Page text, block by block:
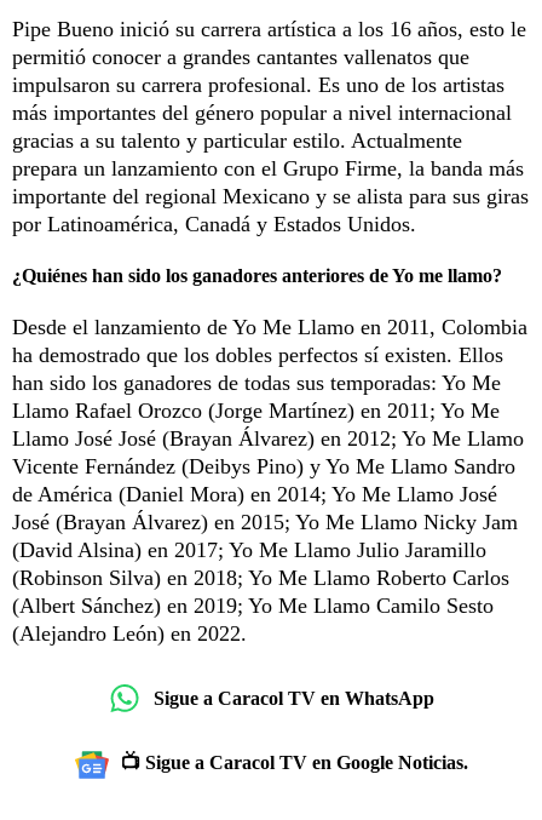
Pipe Bueno inició su carrera artística a los 16 años, esto le
permitió conocer a grandes cantantes vallenatos que
impulsaron su carrera profesional. Es uno de los artistas
más importantes del género popular a nivel internacional
gracias a su talento y particular estilo. Actualmente
prepara un lanzamiento con el Grupo Firme, la banda más
importante del regional Mexicano y se alista para sus giras
por Latinoamérica, Canadá y Estados Unidos.
¿Quiénes han sido los ganadores anteriores de Yo me llamo?
Desde el lanzamiento de Yo Me Llamo en 2011, Colombia
ha demostrado que los dobles perfectos sí existen. Ellos
han sido los ganadores de todas sus temporadas: Yo Me
Llamo Rafael Orozco (Jorge Martínez) en 2011; Yo Me
Llamo José José (Brayan Álvarez) en 2012; Yo Me Llamo
Vicente Fernández (Deibys Pino) y Yo Me Llamo Sandro
de América (Daniel Mora) en 2014; Yo Me Llamo José
José (Brayan Álvarez) en 2015; Yo Me Llamo Nicky Jam
(David Alsina) en 2017; Yo Me Llamo Julio Jaramillo
(Robinson Silva) en 2018; Yo Me Llamo Roberto Carlos
(Albert Sánchez) en 2019; Yo Me Llamo Camilo Sesto
(Alejandro León) en 2022.
Sigue a Caracol TV en WhatsApp
📺 Sigue a Caracol TV en Google Noticias.